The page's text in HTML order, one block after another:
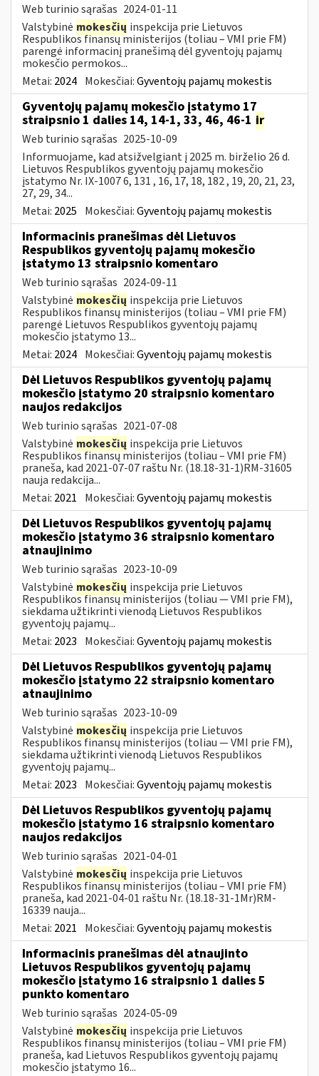
Web turinio sąrašas 2024-01-11
Valstybinė mokesčių inspekcija prie Lietuvos
Respublikos finansų ministerijos (toliau – VMI prie FM)
parengė informacinį pranešimą dėl gyventojų pajamų
mokesčio permokos...
Metai: 2024 Mokesčiai:Gyventojų pajamų mokestis
Gyventojų pajamų mokesčio įstatymo 17
straipsnio 1 dalies 14, 14-1, 33, 46, 46-1 ir
Web turinio sąrašas 2025-10-09
Informuojame, kad atsižvelgiant į 2025 m. birželio 26 d.
Lietuvos Respublikos gyventojų pajamų mokesčio
įstatymo Nr. IX-1007 6, 131 , 16, 17, 18, 182 , 19, 20, 21, 23,
27, 29, 34...
Metai: 2025 Mokesčiai:Gyventojų pajamų mokestis
Informacinis pranešimas dėl Lietuvos
Respublikos gyventojų pajamų mokesčio
įstatymo 13 straipsnio komentaro
Web turinio sąrašas 2024-09-11
Valstybinė mokesčių inspekcija prie Lietuvos
Respublikos finansų ministerijos (toliau – VMI prie FM)
parengė Lietuvos Respublikos gyventojų pajamų
mokesčio įstatymo 13...
Metai: 2024 Mokesčiai:Gyventojų pajamų mokestis
Dėl Lietuvos Respublikos gyventojų pajamų
mokesčio įstatymo 20 straipsnio komentaro
naujos redakcijos
Web turinio sąrašas 2021-07-08
Valstybinė mokesčių inspekcija prie Lietuvos
Respublikos finansų ministerijos (toliau – VMI prie FM)
praneša, kad 2021-07-07 raštu Nr. (18.18-31-1)RM-31605
nauja redakcija...
Metai: 2021 Mokesčiai:Gyventojų pajamų mokestis
Dėl Lietuvos Respublikos gyventojų pajamų
mokesčio įstatymo 36 straipsnio komentaro
atnaujinimo
Web turinio sąrašas 2023-10-09
Valstybinė mokesčių inspekcija prie Lietuvos
Respublikos finansų ministerijos (toliau — VMI prie FM),
siekdama užtikrinti vienodą Lietuvos Respublikos
gyventojų pajamų...
Metai: 2023 Mokesčiai:Gyventojų pajamų mokestis
Dėl Lietuvos Respublikos gyventojų pajamų
mokesčio įstatymo 22 straipsnio komentaro
atnaujinimo
Web turinio sąrašas 2023-10-09
Valstybinė mokesčių inspekcija prie Lietuvos
Respublikos finansų ministerijos (toliau — VMI prie FM),
siekdama užtikrinti vienodą Lietuvos Respublikos
gyventojų pajamų...
Metai: 2023 Mokesčiai:Gyventojų pajamų mokestis
Dėl Lietuvos Respublikos gyventojų pajamų
mokesčio įstatymo 16 straipsnio komentaro
naujos redakcijos
Web turinio sąrašas 2021-04-01
Valstybinė mokesčių inspekcija prie Lietuvos
Respublikos finansų ministerijos (toliau – VMI prie FM)
praneša, kad 2021-04-01 raštu Nr. (18.18-31-1Mr)RM-
16339 nauja...
Metai: 2021 Mokesčiai:Gyventojų pajamų mokestis
Informacinis pranešimas dėl atnaujinto
Lietuvos Respublikos gyventojų pajamų
mokesčio įstatymo 16 straipsnio 1 dalies 5
punkto komentaro
Web turinio sąrašas 2024-05-09
Valstybinė mokesčių inspekcija prie Lietuvos
Respublikos finansų ministerijos (toliau – VMI prie FM)
praneša, kad Lietuvos Respublikos gyventojų pajamų
mokesčio įstatymo 16...